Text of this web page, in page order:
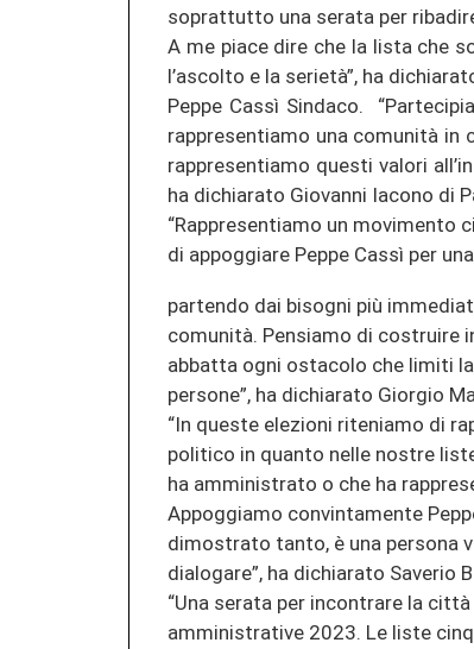
soprattutto una serata per
A me piace dire che la lista che
l’ascolto e la serietà”, ha
Peppe Cassì Sindaco.
rappresentiamo una comunità in
rappresentiamo questi valori
ha dichiarato Giovanni Iacono di
“Rappresentiamo un movimento
di appoggiare Peppe Cassì per
partendo dai bisogni più
comunità. Pensiamo di costruire
abbatta ogni ostacolo che limiti
persone”, ha dichiarato Giorgio
“In queste elezioni riteniamo di
politico in quanto nelle nostre
ha amministrato o che ha
Appoggiamo convintamente
dimostrato tanto, è una persona
dialogare”, ha dichiarato Saverio
“Una serata per incontrare la
amministrative 2023. Le liste